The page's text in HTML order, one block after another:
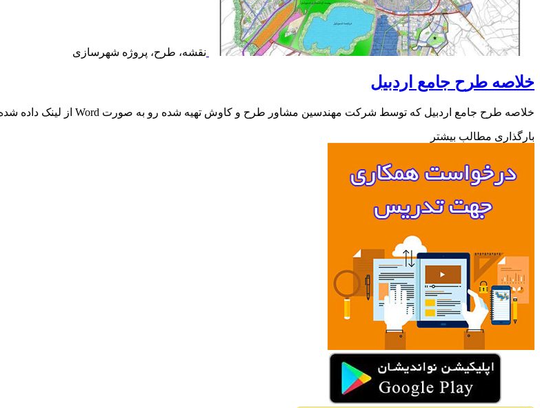
نقشه، طرح، پروژه شهرسازی
خلاصه طرح جامع اردبیل
خلاصه طرح جامع اردبیل که توسط شرکت مهندسین مشاور طرح و کاوش تهیه شده رو به صورت Word از لینک داده شده…
بارگذاری مطالب بیشتر